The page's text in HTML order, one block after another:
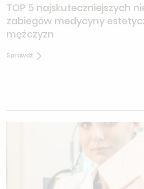
TOP 5 najskuteczniejszych
zabiegów medycyny
mężczyzn
Sprawdź